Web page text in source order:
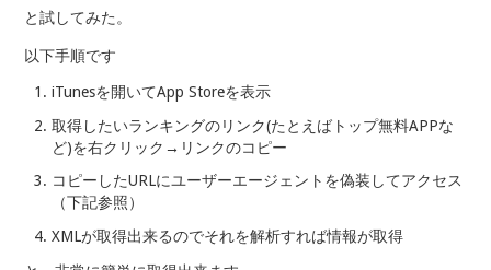
と試してみた。
以下手順です
iTunesを開いてApp Storeを表示
取得したいランキングのリンク(たとえばトップ無料APPな
ど)を右クリック→リンクのコピー
コピーしたURLにユーザーエージェントを偽装してアクセス
（下記参照）
XMLが取得出来るのでそれを解析すれば情報が取得